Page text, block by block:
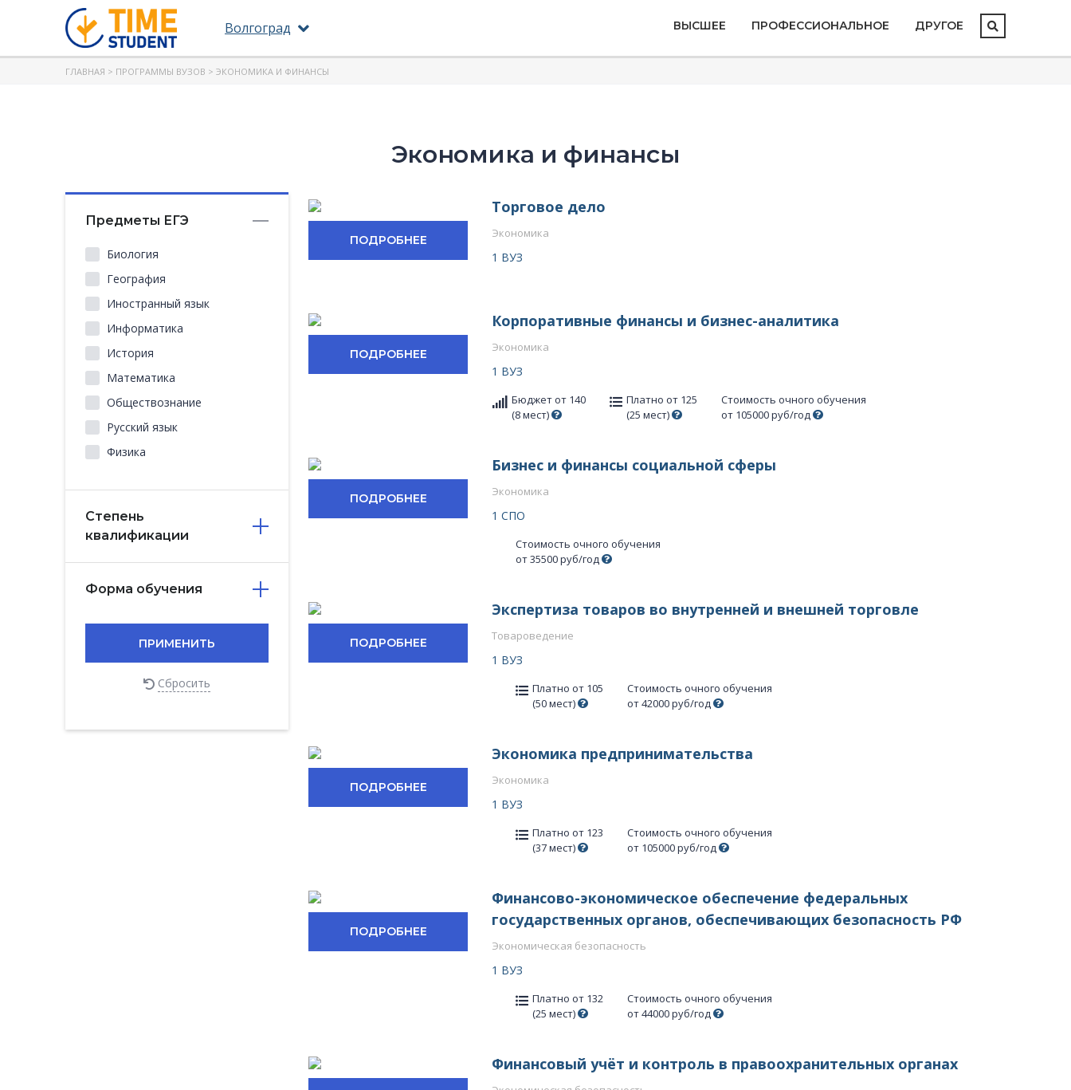
Волгоград ВЫСШЕЕ ПРОФЕССИОНАЛЬНОЕ ДРУГОЕ
ГЛАВНАЯ > ПРОГРАММЫ ВУЗОВ > ЭКОНОМИКА И ФИНАНСЫ
Экономика и финансы
Предметы ЕГЭ
Биология
География
Иностранный язык
Информатика
История
Математика
Обществознание
Русский язык
Физика
Степень
квалификации
Форма обучения
ПРИМЕНИТЬ
Сбросить
ПОДРОБНЕЕ
Торговое дело
Экономика
1 ВУЗ
ПОДРОБНЕЕ
Корпоративные финансы и бизнес-аналитика
Экономика
1 ВУЗ
Бюджет от 140
(8 мест)
Платно от 125
(25 мест)
Стоимость очного обучения
от 105000 руб/год
ПОДРОБНЕЕ
Бизнес и финансы социальной сферы​​
Экономика
1 СПО
Стоимость очного обучения
от 35500 руб/год
ПОДРОБНЕЕ
Экспертиза товаров во внутренней и внешней торговле
Товароведение
1 ВУЗ
Платно от 105
(50 мест)
Стоимость очного обучения
от 42000 руб/год
ПОДРОБНЕЕ
Экономика предпринимательства
Экономика
1 ВУЗ
Платно от 123
(37 мест)
Стоимость очного обучения
от 105000 руб/год
ПОДРОБНЕЕ
Финансово-экономическое обеспечение федеральных
государственных органов, обеспечивающих безопасность РФ
Экономическая безопасность
1 ВУЗ
Платно от 132
(25 мест)
Стоимость очного обучения
от 44000 руб/год
Финансовый учёт и контроль в правоохранительных органах